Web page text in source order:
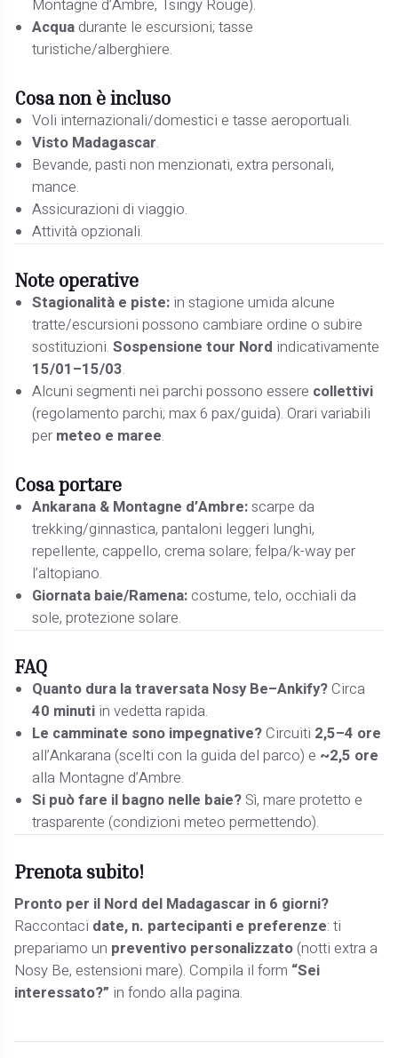
Montagne d’Ambre, Tsingy Rouge).
Acqua durante le escursioni; tasse
turistiche/alberghiere.
Cosa non è incluso
Voli internazionali/domestici e tasse aeroportuali.
Visto Madagascar.
Bevande, pasti non menzionati, extra personali,
mance.
Assicurazioni di viaggio.
Attività opzionali.
Note operative
Stagionalità e piste: in stagione umida alcune
tratte/escursioni possono cambiare ordine o subire
sostituzioni.Sospensione tour Nord indicativamente
15/01–15/03.
Alcuni segmenti nei parchi possono essere collettivi
(regolamento parchi; max 6 pax/guida). Orari variabili
per meteo e maree.
Cosa portare
Ankarana & Montagne d’Ambre:scarpe da
trekking/ginnastica, pantaloni leggeri lunghi,
repellente, cappello, crema solare; felpa/k-way per
l’altopiano.
Giornata baie/Ramena:costume, telo, occhiali da
sole, protezione solare.
FAQ
Quanto dura la traversata Nosy Be–Ankify?Circa
40 minuti in vedetta rapida.
Le camminate sono impegnative?Circuiti 2,5–4 ore
all’Ankarana (scelti con la guida del parco) e ~2,5 ore
alla Montagne d’Ambre.
Si può fare il bagno nelle baie? Sì, mare protetto e
trasparente (condizioni meteo permettendo).
Prenota subito!
Pronto per il Nord del Madagascar in 6 giorni?
Raccontaci date, n. partecipanti e preferenze: ti
prepariamo un preventivo personalizzato (notti extra a
Nosy Be, estensioni mare). Compila il form “Sei
interessato?” in fondo alla pagina.